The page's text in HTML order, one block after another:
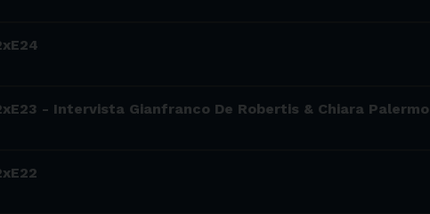
- Intervista Gianfranco De Robertis & Chiara Palermo